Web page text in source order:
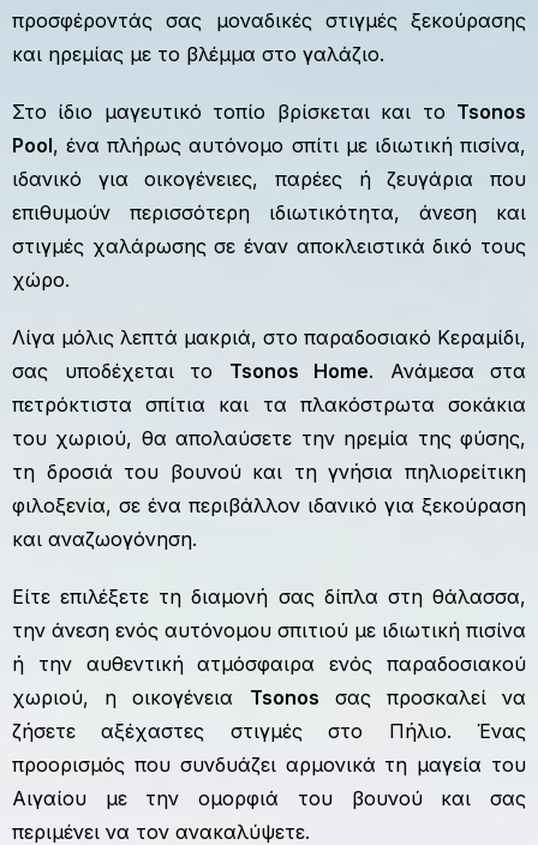
προσφέροντάς σας μοναδικές στιγμές ξεκούρασης
και ηρεμίας με το βλέμμα στο γαλάζιο.
Στο ίδιο μαγευτικό τοπίο βρίσκεται και το Tsonos
Pool, ένα πλήρως αυτόνομο σπίτι με ιδιωτική πισίνα,
ιδανικό για οικογένειες, παρέες ή ζευγάρια που
επιθυμούν περισσότερη ιδιωτικότητα, άνεση και
στιγμές χαλάρωσης σε έναν αποκλειστικά δικό τους
χώρο.
Λίγα μόλις λεπτά μακριά, στο παραδοσιακό Κεραμίδι,
σας υποδέχεται το Tsonos Home. Ανάμεσα στα
πετρόκτιστα σπίτια και τα πλακόστρωτα σοκάκια
του χωριού, θα απολαύσετε την ηρεμία της φύσης,
τη δροσιά του βουνού και τη γνήσια πηλιορείτικη
φιλοξενία, σε ένα περιβάλλον ιδανικό για ξεκούραση
και αναζωογόνηση.
Είτε επιλέξετε τη διαμονή σας δίπλα στη θάλασσα,
την άνεση ενός αυτόνομου σπιτιού με ιδιωτική πισίνα
ή την αυθεντική ατμόσφαιρα ενός παραδοσιακού
χωριού, η οικογένεια Tsonos σας προσκαλεί να
ζήσετε αξέχαστες στιγμές στο Πήλιο. Ένας
προορισμός που συνδυάζει αρμονικά τη μαγεία του
Αιγαίου με την ομορφιά του βουνού και σας
περιμένει να τον ανακαλύψετε.